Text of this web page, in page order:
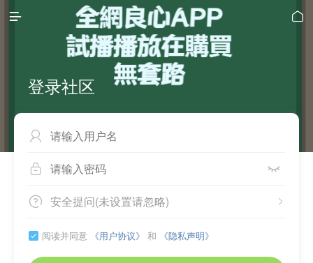
 
登录社区

 
 
安全提问(未设置请忽略)
 阅读并同意 《用户协议》 和 《隐私声明》